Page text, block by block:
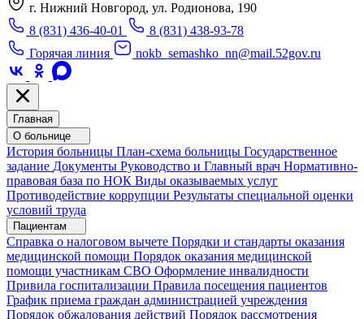
г. Нижний Новгород, ул. Родионова, 190
8 (831) 436-40-01
8 (831) 438-93-78
Горячая линия
nokb_semashko_nn@mail.52gov.ru
Главная
О больнице
История больницы План-схема больницы Государственное
задание Документы Руководство и Главный врач Нормативно-
правовая база по НОК Виды оказываемых услуг
Противодействие коррупции Результаты специальной оценки
условий труда
Пациентам
Справка о налоговом вычете Порядки и стандарты оказания
медицинской помощи Порядок оказания медицинской
помощи участникам СВО Оформление инвалидности
Привила госпитализации Правила посещения пациентов
График приема граждан администрацией учреждения
Порядок обжалования действий Порядок рассмотрения